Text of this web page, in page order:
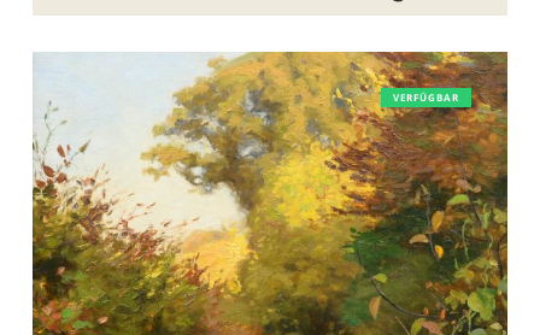
Hans
A.
Brendekilde
–
Herbstlaub
VERFÜGBAR